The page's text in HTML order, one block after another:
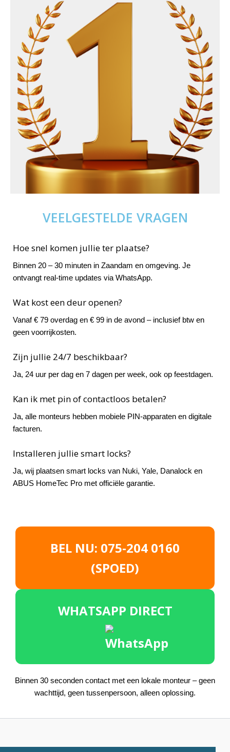
VEELGESTELDE VRAGEN
Hoe snel komen jullie ter plaatse?
Binnen 20 – 30 minuten in Zaandam en omgeving. Je
ontvangt real-time updates via WhatsApp.
Wat kost een deur openen?
Vanaf € 79 overdag en € 99 in de avond – inclusief btw en
geen voorrijkosten.
Zijn jullie 24/7 beschikbaar?
Ja, 24 uur per dag en 7 dagen per week, ook op feestdagen.
Kan ik met pin of contactloos betalen?
Ja, alle monteurs hebben mobiele PIN-apparaten en digitale
facturen.
Installeren jullie smart locks?
Ja, wij plaatsen smart locks van Nuki, Yale, Danalock en
ABUS HomeTec Pro met officiële garantie.
BEL NU: 075-204 0160
(SPOED)
WHATSAPP DIRECT
Binnen 30 seconden contact met een lokale monteur – geen
wachttijd, geen tussenpersoon, alleen oplossing.